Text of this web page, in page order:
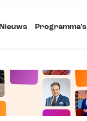
Nieuws Programma's